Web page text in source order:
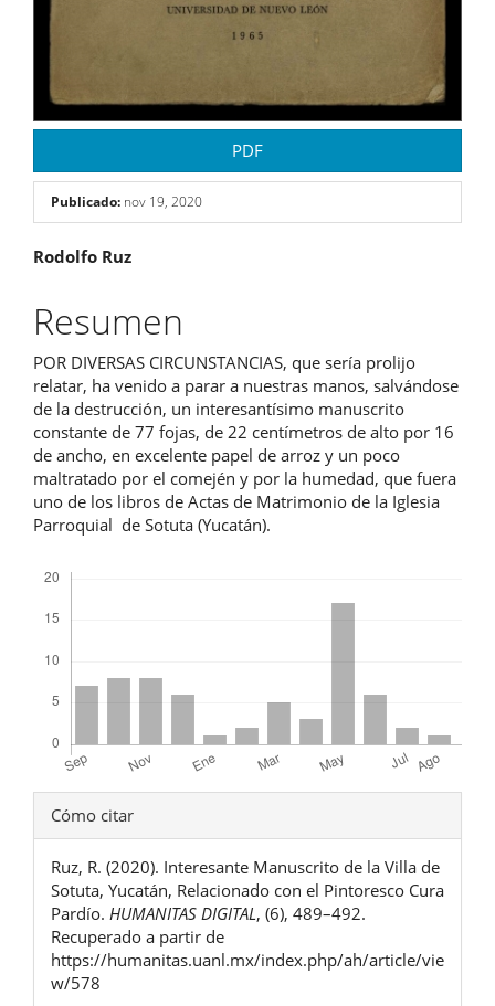
PDF
Publicado: nov 19, 2020
Contenido
principal
del
artículo
Rodolfo Ruz
Resumen
POR DIVERSAS CIRCUNSTANCIAS, que sería prolijo
relatar, ha venido a parar a nuestras manos, salvándose
de la destrucción, un interesantísimo manuscrito
constante de 77 fojas, de 22 centímetros de alto por 16
de ancho, en excelente papel de arroz y un poco
maltratado por el comején y por la humedad, que fuera
uno de los libros de Actas de Matrimonio de la Iglesia
Parroquial de Sotuta (Yucatán).
Detalles
del
artículo
Cómo citar
Ruz, R. (2020). Interesante Manuscrito de la Villa de
Sotuta, Yucatán, Relacionado con el Pintoresco Cura
Pardío. HUMANITAS DIGITAL, (6), 489–492.
Recuperado a partir de
https://humanitas.uanl.mx/index.php/ah/article/vie
w/578